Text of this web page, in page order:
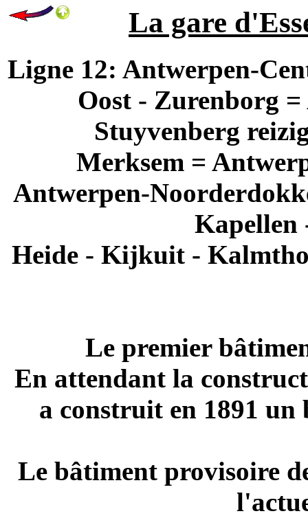
La gare
Ligne 12: Antwerpen-
Oost - Zurenborg
Stuyvenberg
Merksem =
Antwerpen-
Kapellen
Heide - Kijkuit -
Le premier
En attendant la
a construit en 1891
Le bâtiment provisoire